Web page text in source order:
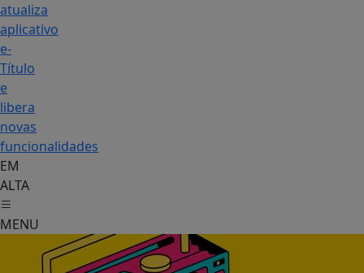
atualiza
aplicativo
e-
Título
e
libera
novas
funcionalidades
EM
ALTA
MENU